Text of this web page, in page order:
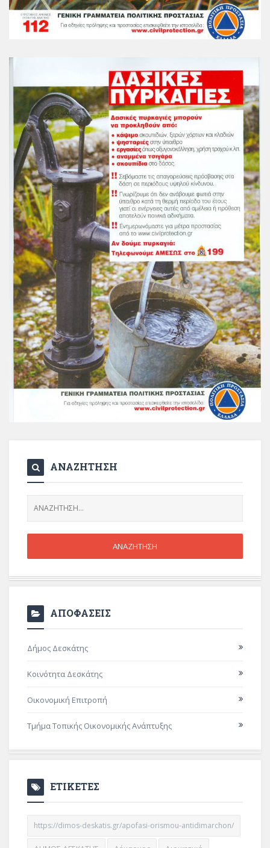
ΑΝΑΖΗΤΗΣΗ
ΑΠΟΦΑΣΕΙΣ
Δήμος Δεσκάτης
Κοινότητα Δεσκάτης
Οικονομική Επιτροπή
Τμήμα Τοπικής Οικονομικής Ανάπτυξης
ΕΤΙΚΕΤΕΣ
https://dimos-deskatis.gr/apofasi-orismou-antidimarchon/